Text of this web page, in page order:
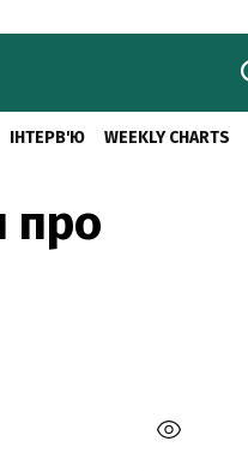
ІНТЕРВ'Ю WEEKLY CHARTS
про